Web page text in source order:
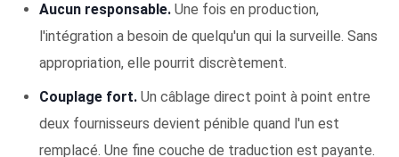
Aucun responsable. Une fois en production,
l'intégration a besoin de quelqu'un qui la surveille. Sans
appropriation, elle pourrit discrètement.
Couplage fort. Un câblage direct point à point entre
deux fournisseurs devient pénible quand l'un est
remplacé. Une fine couche de traduction est payante.